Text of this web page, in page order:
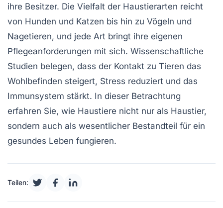
ihre Besitzer. Die Vielfalt der Haustierarten reicht
von Hunden und Katzen bis hin zu Vögeln und
Nagetieren, und jede Art bringt ihre eigenen
Pflegeanforderungen mit sich. Wissenschaftliche
Studien belegen, dass der Kontakt zu Tieren das
Wohlbefinden steigert, Stress reduziert und das
Immunsystem stärkt. In dieser Betrachtung
erfahren Sie, wie Haustiere nicht nur als Haustier,
sondern auch als wesentlicher Bestandteil für ein
gesundes Leben fungieren.
Teilen: